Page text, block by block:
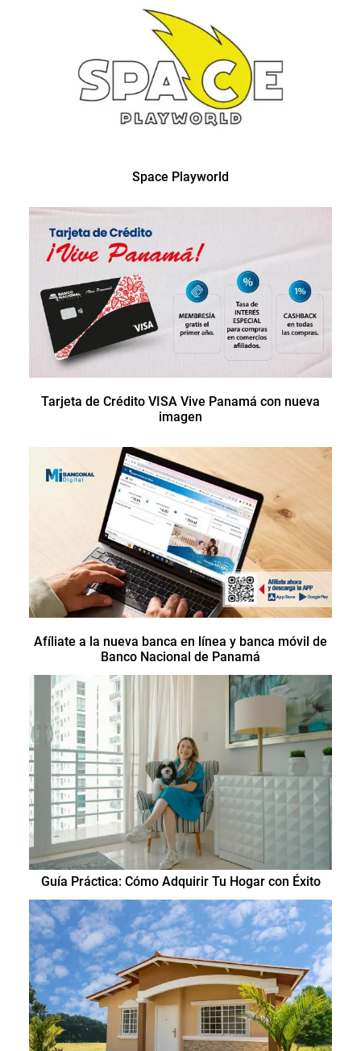
Space Playworld
Tarjeta de Crédito VISA Vive Panamá con nueva
imagen
Afíliate a la nueva banca en línea y banca móvil de
Banco Nacional de Panamá
Guía Práctica: Cómo Adquirir Tu Hogar con Éxito